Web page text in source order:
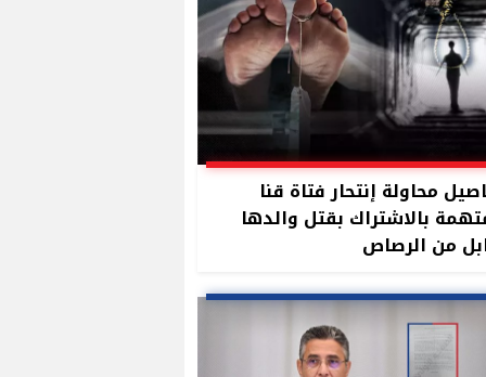
محاولة إنتحار فتاة قنا
بالاشتراك بقتل والدها
من الرصاص